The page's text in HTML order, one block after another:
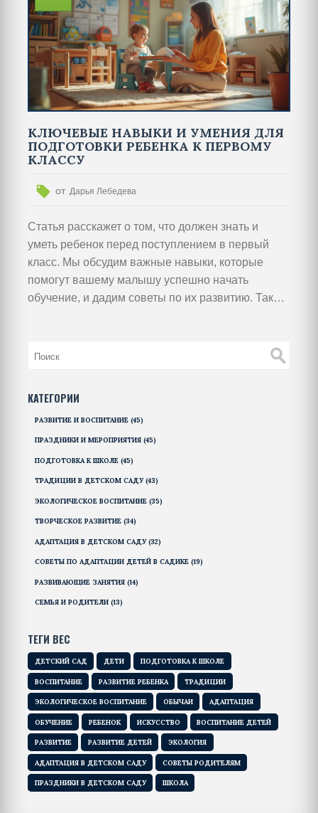
КЛЮЧЕВЫЕ НАВЫКИ И УМЕНИЯ ДЛЯ
ПОДГОТОВКИ РЕБЕНКА К ПЕРВОМУ
КЛАССУ
от Дарья Лебедева
Статья расскажет о том, что должен знать и
уметь ребенок перед поступлением в первый
класс. Мы обсудим важные навыки, которые
помогут вашему малышу успешно начать
обучение, и дадим советы по их развитию. Также
КАТЕГОРИИ
РАЗВИТИЕ И ВОСПИТАНИЕ (45)
ПРАЗДНИКИ И МЕРОПРИЯТИЯ (45)
ПОДГОТОВКА К ШКОЛЕ (45)
ТРАДИЦИИ В ДЕТСКОМ САДУ(43)
ЭКОЛОГИЧЕСКОЕ ВОСПИТАНИЕ (35)
ТВОРЧЕСКОЕ РАЗВИТИЕ (34)
АДАПТАЦИЯ В ДЕТСКОМ САДУ(32)
СОВЕТЫ ПО АДАПТАЦИИ ДЕТЕЙ В САДИКЕ (19)
РАЗВИВАЮЩИЕ ЗАНЯТИЯ (14)
СЕМЬЯ И РОДИТЕЛИ (13)
ТЕГИ ВЕС
ДЕТСКИЙ САД ДЕТИ ПОДГОТОВКА К ШКОЛЕ
ВОСПИТАНИЕ РАЗВИТИЕ РЕБЕНКА ТРАДИЦИИ
ЭКОЛОГИЧЕСКОЕ ВОСПИТАНИЕ ОБЫЧАИ АДАПТАЦИЯ
ОБУЧЕНИЕ РЕБЕНОК ИСКУССТВО ВОСПИТАНИЕ ДЕТЕЙ
РАЗВИТИЕ РАЗВИТИЕ ДЕТЕЙ ЭКОЛОГИЯ
АДАПТАЦИЯ В ДЕТСКОМ САДУ СОВЕТЫ РОДИТЕЛЯМ
ПРАЗДНИКИ В ДЕТСКОМ САДУ ШКОЛА